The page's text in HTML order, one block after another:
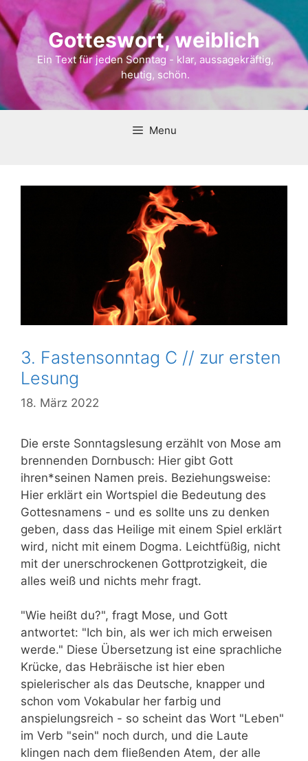
Gotteswort, weiblich
Ein Text für jeden Sonntag - klar, aussagekräftig,
heutig, schön.
Menu
3. Fastensonntag C // zur ersten
Lesung
18. März 2022
Die erste Sonntagslesung erzählt von Mose am
brennenden Dornbusch: Hier gibt Gott
ihren*seinen Namen preis. Beziehungsweise:
Hier erklärt ein Wortspiel die Bedeutung des
Gottesnamens - und es sollte uns zu denken
geben, dass das Heilige mit einem Spiel erklärt
wird, nicht mit einem Dogma. Leichtfüßig, nicht
mit der unerschrockenen Gottprotzigkeit, die
alles weiß und nichts mehr fragt.
"Wie heißt du?", fragt Mose, und Gott
antwortet: "Ich bin, als wer ich mich erweisen
werde." Diese Übersetzung ist eine sprachliche
Krücke, das Hebräische ist hier eben
spielerischer als das Deutsche, knapper und
schon vom Vokabular her farbig und
anspielungsreich - so scheint das Wort "Leben"
im Verb "sein" noch durch, und die Laute
klingen nach dem fließenden Atem, der alle